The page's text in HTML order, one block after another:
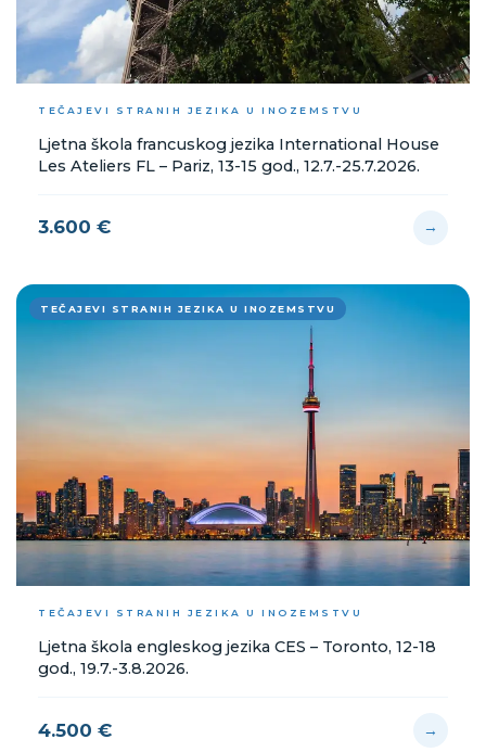
TEČAJEVI STRANIH JEZIKA U INOZEMSTVU
Ljetna škola francuskog jezika International House
Les Ateliers FL – Pariz, 13-15 god., 12.7.-25.7.2026.
3.600 € →
TEČAJEVI STRANIH JEZIKA U INOZEMSTVU
TEČAJEVI STRANIH JEZIKA U INOZEMSTVU
Ljetna škola engleskog jezika CES – Toronto, 12-18
god., 19.7.-3.8.2026.
4.500 € →